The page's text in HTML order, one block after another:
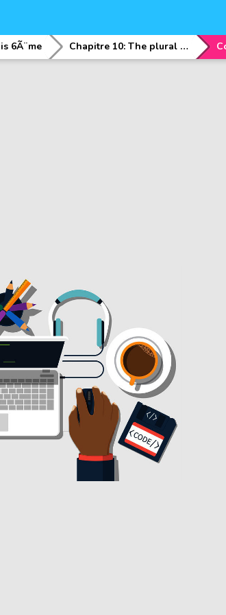
6Ã¨me Chapitre 10: The plural of nouns and Clothing items and colours